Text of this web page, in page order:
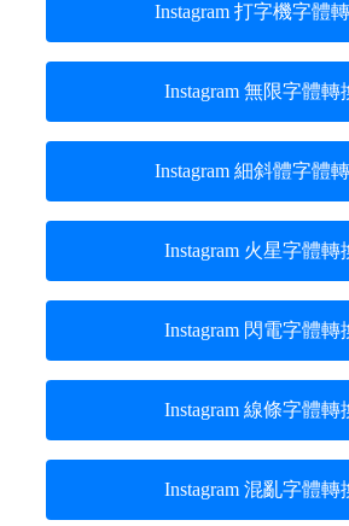
Instagram 打字機字體
Instagram 無限字體轉
Instagram 細斜體字體
Instagram 火星字體轉
Instagram 閃電字體轉
Instagram 線條字體轉
Instagram 混亂字體轉